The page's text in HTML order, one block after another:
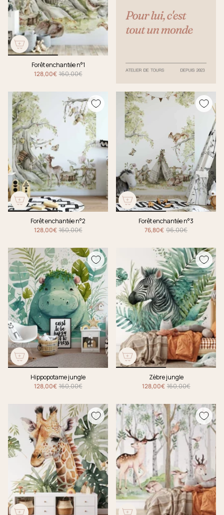
Forêt enchantée n°1
128,00€ 160,00€
Forêt enchantée n°2
128,00€ 160,00€
Forêt enchantée n°3
76,80€ 96,00€
Hippopotame jungle
128,00€ 160,00€
Zèbre jungle
128,00€ 160,00€